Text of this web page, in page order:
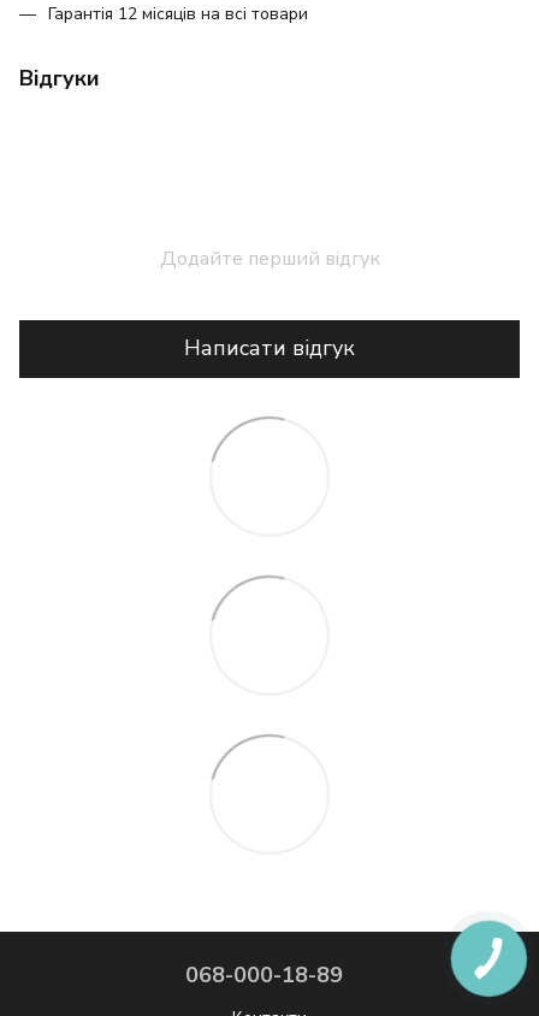
Гарантія 12 місяців на всі товари
Відгуки
Додайте перший відгук
Написати відгук
068-000-18-89